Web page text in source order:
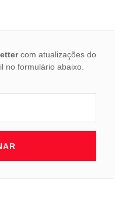
com atualizações do
no formulário abaixo.